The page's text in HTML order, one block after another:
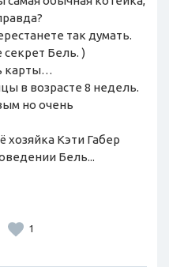
так думать.
секрет Бель. )
карты…
в возрасте 8 недель.
но очень
хозяйка Кэти Габер
Бель...
1